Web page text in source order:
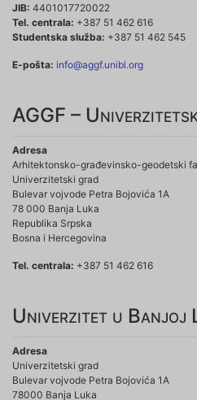
JIB: 4401017720022
Tel. centrala: +387 51 462 616
Studentska služba: +387 51 462 545
E-pošta: info@aggf.unibl.org
AGGF –
Adresa
Arhitektonsko-građevinsko-geodetski
Univerzitetski grad
Bulevar vojvode Petra Bojovića 1A
78 000 Banja Luka
Republika Srpska
Bosna i Hercegovina
Tel. centrala: +387 51 462 616
Univerzitet u Banjoj
Adresa
Univerzitetski grad
Bulevar vojvode Petra Bojovića 1A
78000 Banja Luka